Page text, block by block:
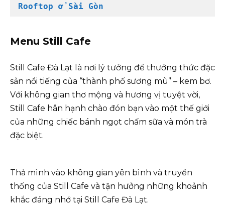
Rooftop ở Sài Gòn
Menu Still Cafe
Still Cafe Đà Lạt là nơi lý tưởng để thưởng thức đặc
sản nổi tiếng của “thành phố sương mù” – kem bơ.
Với không gian thơ mộng và hương vị tuyệt vời,
Still Cafe hân hạnh chào đón bạn vào một thế giới
của những chiếc bánh ngọt chấm sữa và món trà
đặc biệt.
Thả mình vào không gian yên bình và truyền
thống của Still Cafe và tận hưởng những khoảnh
khắc đáng nhớ tại Still Cafe Đà Lạt.